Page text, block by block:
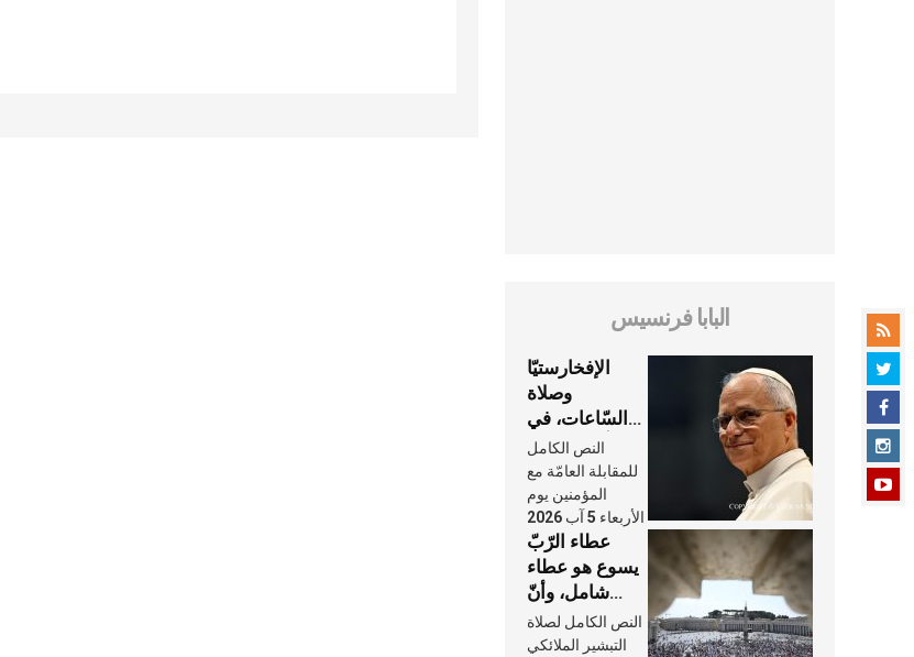
البابا فرنسيس
الإفخارستيّا
وصلاة
السّاعات، في
كلّ أسبوع وكلّ
يوم، هما النَّفَس
في حياة
الكنيسة
النص الكامل
للمقابلة العامّة مع
المؤمنين يوم
الأربعاء 5 آب 2026
عطاء الرّبّ
يسوع هو عطاء
شامل، وأنّ
عنايته بنا لا
تغيب عنّا أبدًا
النص الكامل لصلاة
التبشير الملائكي